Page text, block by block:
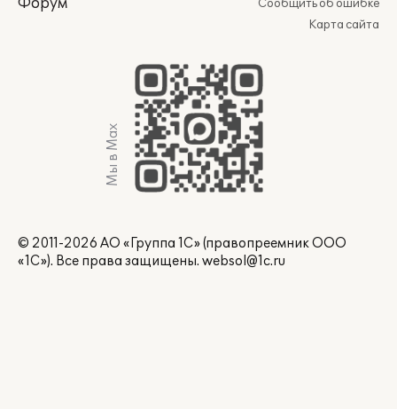
Форум
Сообщить об ошибке
Карта сайта
Мы в Max
© 2011-2026 АО «Группа 1С» (правопреемник ООО
«1С»). Все права защищены. websol@1c.ru